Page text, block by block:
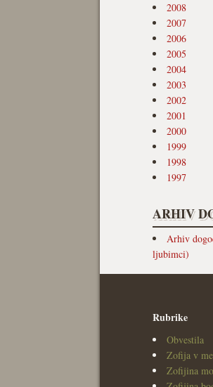
2008
2007
2006
2005
2004
2003
2002
2001
2000
1999
1998
1997
ARHIV
Arhiv
ljubimci)
Rubrike
Obvestila
Zofija v
Zofijina